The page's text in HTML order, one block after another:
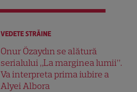
VEDETE STRĂINE
Onur Özaydın se alătură
serialului „La marginea lumii”.
Va interpreta prima iubire a
Alyei Albora